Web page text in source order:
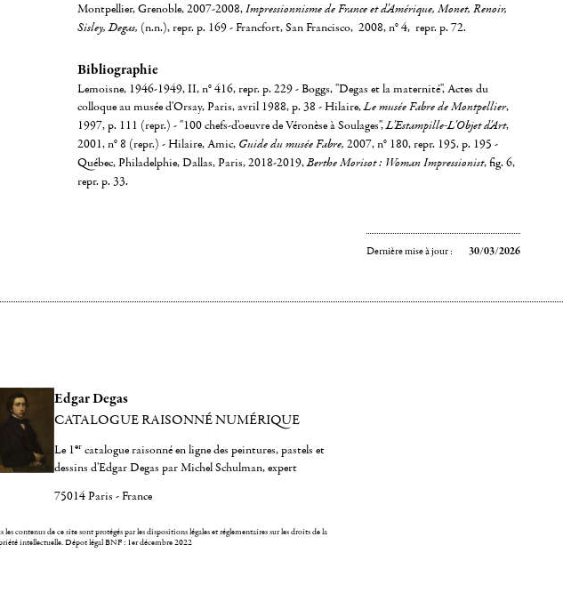
Montpellier, Grenoble, 2007-2008,Impressionnisme de France et d'Amérique, Monet, Renoir,
Sisley, Degas, (n.n.), repr. p. 169 - Francfort, San Francisco, 2008, n° 4, repr. p. 72.
Bibliographie
Lemoisne, 1946-1949, II, n° 416, repr. p. 229 - Boggs, "Degas et la maternité", Actes du
colloque au musée d'Orsay, Paris, avril 1988, p. 38 - Hilaire,Le musée Fabre de Montpellier,
1997, p. 111 (repr.) - "100 chefs-d'oeuvre de Véronèse à Soulages",L'Estampille-L'Objet d'Art,
2001, n° 8 (repr.) - Hilaire, Amic, Guide du musée Fabre, 2007, n° 180, repr. 195. p. 195 -
Québec, Philadelphie, Dallas, Paris, 2018-2019,Berthe Morisot : Woman Impressionist, fig. 6,
repr. p. 33.
Dernière mise à jour : 30/03/2026
Edgar Degas
CATALOGUE RAISONNÉ NUMÉRIQUE
Le 1er catalogue raisonné en ligne des peintures, pastels et
dessins d'Edgar Degas par Michel Schulman, expert
75014 Paris - France
les contenus de ce site sont protégés par les dispositions légales et réglementaires sur les droits de la
intellectuelle.Dépot légal BNF : 1er décembre 2022